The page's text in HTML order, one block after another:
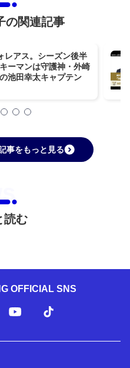
の関連記事
レアス。シーズン後半
ーマンは守護神・外崎
池田幸太キャプテン
事をもっと見る
読む
OFFICIAL SNS